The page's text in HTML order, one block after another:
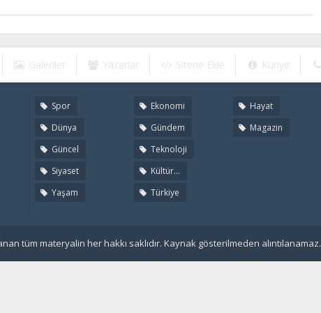
Galeriler Yazarlar Sitene Ekle Künye
Spor
Dünya
Güncel
Siyaset
Yaşam
Ekonomi
Gündem
Teknoloji
Kültür...
Türkiye
Hayat
Magazin
tüm materyalin her hakkı saklıdır. Kaynak gösterilmeden alıntılanamaz.